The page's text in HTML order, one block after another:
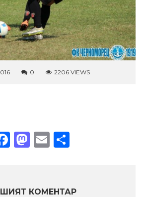
0 2206 VIEWS
Facebook
Mastodon
Email
КОМЕНТАР